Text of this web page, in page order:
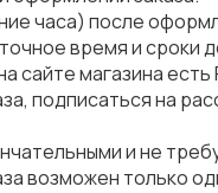
часа) после
время и сроки
сайте магазина есть
подписаться на
и не
возможен только